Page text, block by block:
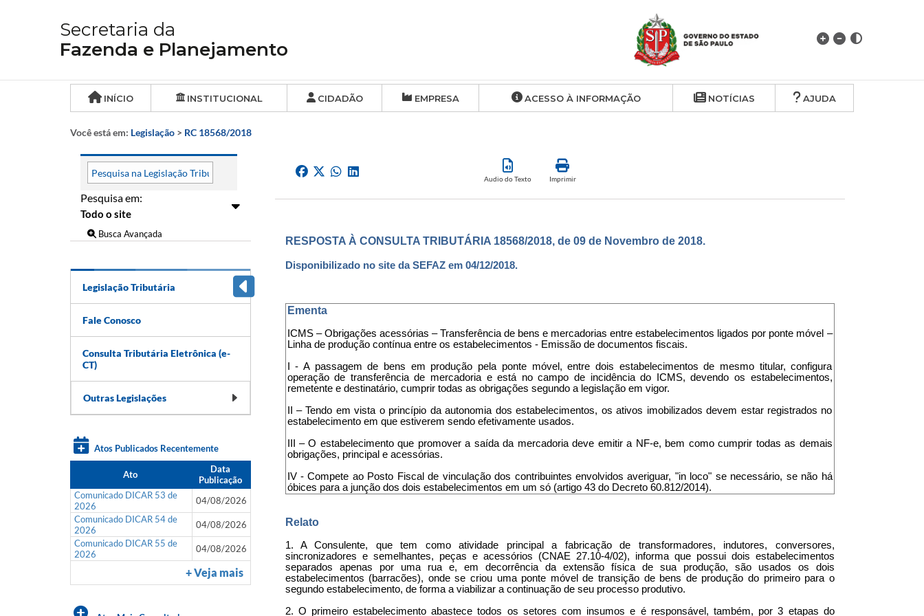
Secretaria da
Fazenda e Planejamento
INÍCIO INSTITUCIONAL CIDADÃO EMPRESA ACESSO À INFORMAÇÃO NOTÍCIAS AJUDA
Você está em: Legislação > RC 18568/2018
Pesquisa em:
Busca Avançada
Legislação Tributária
Fale Conosco
Consulta Tributária Eletrônica (e-
CT)
Outras Legislações
Atos Publicados Recentemente
Ato
Data
Publicação
Comunicado DICAR 53 de
2026
04/08/2026
Comunicado DICAR 54 de
2026
04/08/2026
Comunicado DICAR 55 de
2026
04/08/2026
+ Veja mais
Audio do Texto Imprimir
RESPOSTA À CONSULTA TRIBUTÁRIA 18568/2018, de 09 de Novembro de 2018.
Disponibilizado no site da SEFAZ em 04/12/2018.
Ementa
ICMS – Obrigações acessórias – Transferência de bens e mercadorias entre estabelecimentos ligados por ponte móvel –
Linha de produção contínua entre os estabelecimentos - Emissão de documentos fiscais.
I - A passagem de bens em produção pela ponte móvel, entre dois estabelecimentos de mesmo titular, configura
operação de transferência de mercadoria e está no campo de incidência do ICMS, devendo os estabelecimentos,
remetente e destinatário, cumprir todas as obrigações segundo a legislação em vigor.
II – Tendo em vista o princípio da autonomia dos estabelecimentos, os ativos imobilizados devem estar registrados no
estabelecimento em que estiverem sendo efetivamente usados.
III – O estabelecimento que promover a saída da mercadoria deve emitir a NF-e, bem como cumprir todas as demais
obrigações, principal e acessórias.
IV - Compete ao Posto Fiscal de vinculação dos contribuintes envolvidos averiguar, "in loco" se necessário, se não há
óbices para a junção dos dois estabelecimentos em um só (artigo 43 do Decreto 60.812/2014).
Relato
1. A Consulente, que tem como atividade principal a fabricação de transformadores, indutores, conversores,
sincronizadores e semelhantes, peças e acessórios (CNAE 27.10-4/02), informa que possui dois estabelecimentos
separados apenas por uma rua e, em decorrência da extensão física de sua produção, são usados os dois
estabelecimentos (barracões), onde se criou uma ponte móvel de transição de bens de produção do primeiro para o
segundo estabelecimento, de forma a viabilizar a continuação de seu processo produtivo.
2. O primeiro estabelecimento abastece todos os setores com insumos e é responsável, também, por 3 etapas do